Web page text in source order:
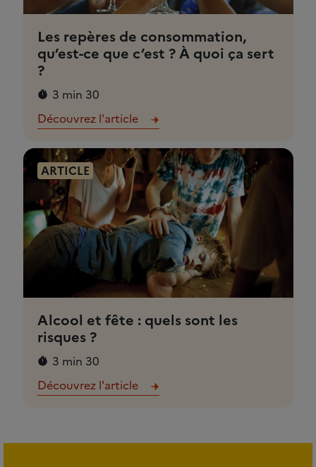
Les repères de consommation,
qu’est-ce que c’est ? À quoi ça sert
?
3 min 30
Découvrez l'article
ARTICLE
Alcool et fête : quels sont les
risques ?
3 min 30
Découvrez l'article